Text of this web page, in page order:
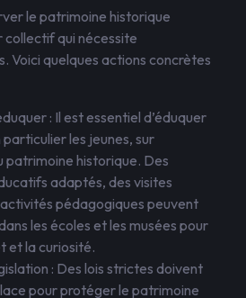
le patrimoine historique
collectif qui nécessite
Voici quelques actions concrètes
: Il est essentiel d’éduquer
les jeunes, sur
patrimoine historique. Des
adaptés, des visites
pédagogiques peuvent
les écoles et les musées pour
et la curiosité.
: Des lois strictes doivent
pour protéger le patrimoine